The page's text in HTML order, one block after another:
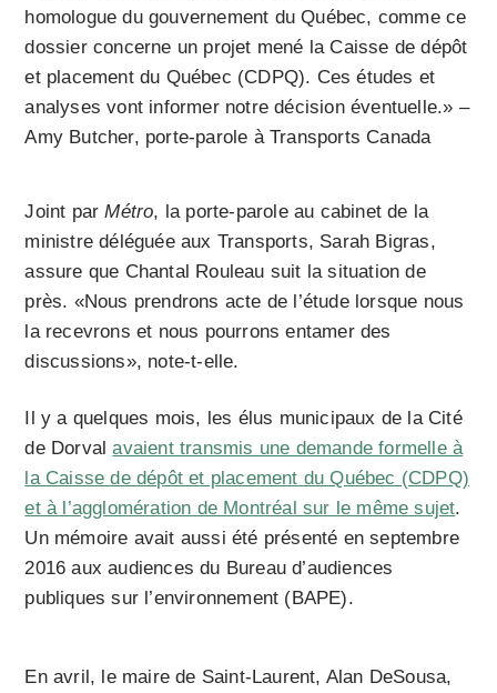
homologue du gouvernement du Québec, comme ce
dossier concerne un projet mené la Caisse de dépôt
et placement du Québec (CDPQ). Ces études et
analyses vont informer notre décision éventuelle.» –
Amy Butcher, porte-parole à Transports Canada
Joint parMétro, la porte-parole au cabinet de la
ministre déléguée aux Transports, Sarah Bigras,
assure que Chantal Rouleau suit la situation de
près. «Nous prendrons acte de l’étude lorsque nous
la recevrons et nous pourrons entamer des
discussions», note-t-elle.
Il y a quelques mois, les élus municipaux de la Cité
de Dorvalavaient transmis une demande formelle à
la Caisse de dépôt et placement du Québec (CDPQ)
et à l’agglomération de Montréal sur le même sujet.
Un mémoire avait aussi été présenté en septembre
2016 aux audiences du Bureau d’audiences
publiques sur l’environnement (BAPE).
En avril, le maire de Saint-Laurent, Alan DeSousa,